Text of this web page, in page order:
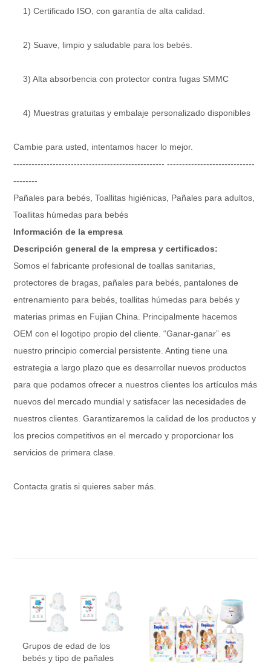
1) Certificado ISO, con garantía de alta calidad.
2) Suave, limpio y saludable para los bebés.
3) Alta absorbencia con protector contra fugas SMMC
4) Muestras gratuitas y embalaje personalizado disponibles
Cambie para usted, intentamos hacer lo mejor.
-------------------------------------------------- -----------------------------
--------
Pañales para bebés, Toallitas higiénicas, Pañales para adultos,
Toallitas húmedas para bebés
Información de la empresa
Descripción general de la empresa y certificados:
Somos el fabricante profesional de toallas sanitarias,
protectores de bragas, pañales para bebés, pantalones de
entrenamiento para bebés, toallitas húmedas para bebés y
materias primas en Fujian China. Principalmente hacemos
OEM con el logotipo propio del cliente. “Ganar-ganar” es
nuestro principio comercial persistente. Anting tiene una
estrategia a largo plazo que es desarrollar nuevos productos
para que podamos ofrecer a nuestros clientes los artículos más
nuevos del mercado mundial y satisfacer las necesidades de
nuestros clientes. Garantizaremos la calidad de los productos y
los precios competitivos en el mercado y proporcionar los
servicios de primera clase.
Contacta gratis si quieres saber más.
Grupos de edad de los
bebés y tipo de pañales